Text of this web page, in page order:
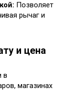
Позволяет
рычаг и
и цена
в
магазинах